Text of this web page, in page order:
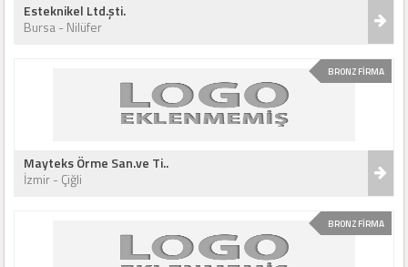
Esteknikel Ltd.şti.
Bursa - Nilüfer
BRONZ FİRMA
Mayteks Örme San.ve Ti..
İzmir - Çiğli
BRONZ FİRMA